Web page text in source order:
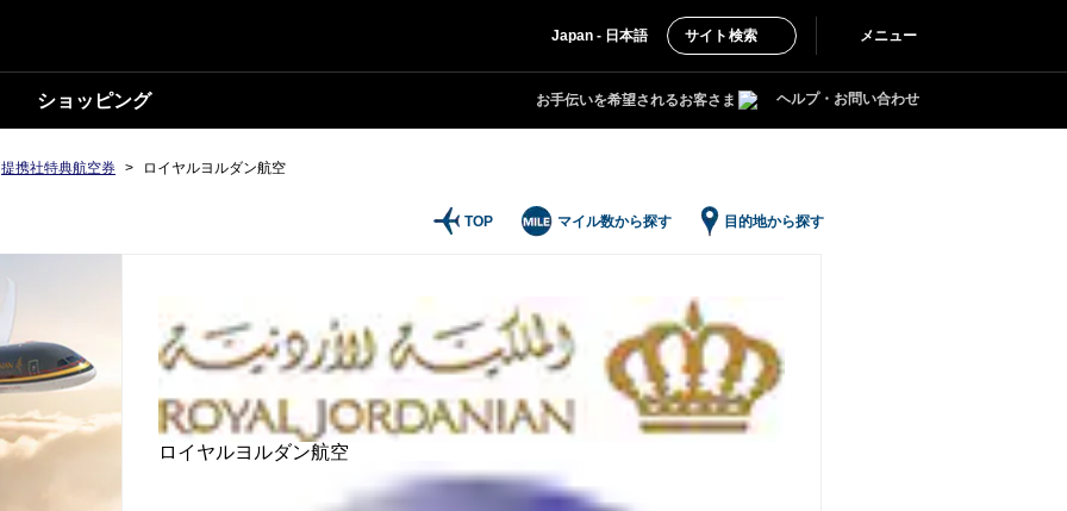
Japan - 日本語 サイト検索 メニュー
ショッピング お手伝いを希望されるお客さま ヘルプ・お問い合わせ
提携社特典航空券 > ロイヤルヨルダン航空
TOP マイル数から探す 目的地から探す
ロイヤルヨルダン航空